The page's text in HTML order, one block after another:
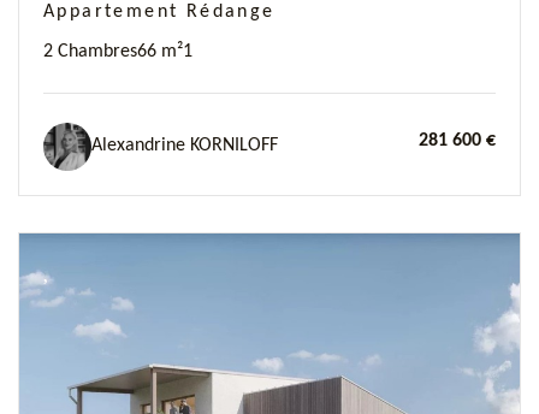
Appartement Rédange
2 Chambres66 m²1
Alexandrine KORNILOFF 281 600 €